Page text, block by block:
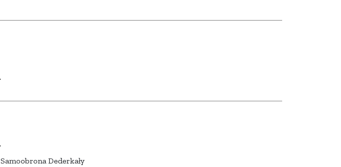
Samoobrona Dederkały